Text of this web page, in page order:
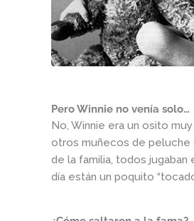
Pero Winnie no venía solo…
No, Winnie era un osito
otros muñecos de peluche
de la familia, todos jugaban
día están un poquito